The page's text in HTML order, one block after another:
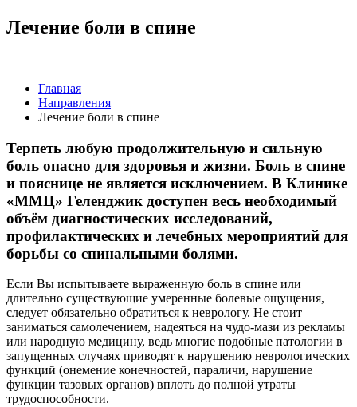
Лечение боли в спине
Главная
Направления
Лечение боли в спине
Терпеть любую продолжительную и сильную
боль опасно для здоровья и жизни. Боль в спине
и пояснице не является исключением. В Клинике
«ММЦ» Геленджик доступен весь необходимый
объём диагностических исследований,
профилактических и лечебных мероприятий для
борьбы со спинальными болями.
Если Вы испытываете выраженную боль в спине или
длительно существующие умеренные болевые ощущения,
следует обязательно обратиться к неврологу. Не стоит
заниматься самолечением, надеяться на чудо-мази из рекламы
или народную медицину, ведь многие подобные патологии в
запущенных случаях приводят к нарушению неврологических
функций (онемение конечностей, параличи, нарушение
функции тазовых органов) вплоть до полной утраты
трудоспособности.